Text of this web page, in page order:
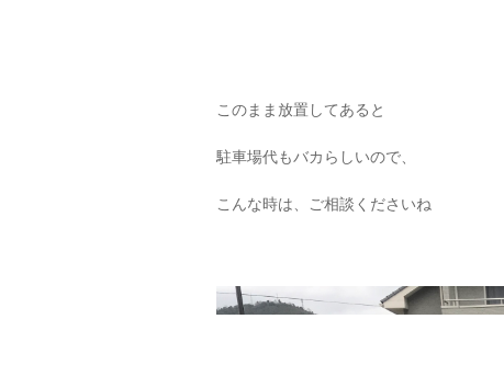
このまま放置してあると
駐車場代もバカらしいので、
こんな時は、ご相談くださいね